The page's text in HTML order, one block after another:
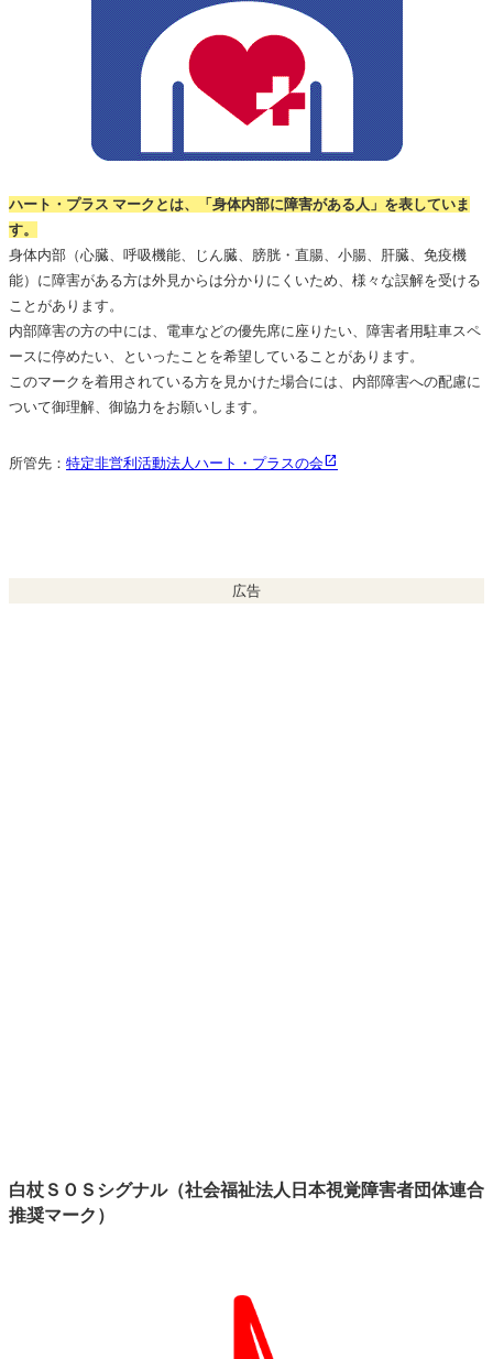
ハート・プラス マークとは、「身体内部に障害がある人」を表していま
す。
身体内部（心臓、呼吸機能、じん臓、膀胱・直腸、小腸、肝臓、免疫機
能）に障害がある方は外見からは分かりにくいため、様々な誤解を受ける
ことがあります。
内部障害の方の中には、電車などの優先席に座りたい、障害者用駐車スペ
ースに停めたい、といったことを希望していることがあります。
このマークを着用されている方を見かけた場合には、内部障害への配慮に
ついて御理解、御協力をお願いします。
所管先： 特定非営利活動法人ハート・プラスの会
広告
白杖ＳＯＳシグナル（社会福祉法人日本視覚障害者団体連合
推奨マーク）